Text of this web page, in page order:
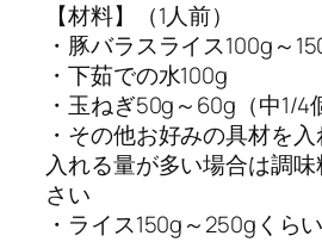
【材料】（1人前）
・豚バラスライス100g～
・下茹での水100g
・玉ねぎ50g～60g（中1/4
・その他お好みの具材を入
入れる量が多い場合は調
さい
・ライス150g～250gくらい